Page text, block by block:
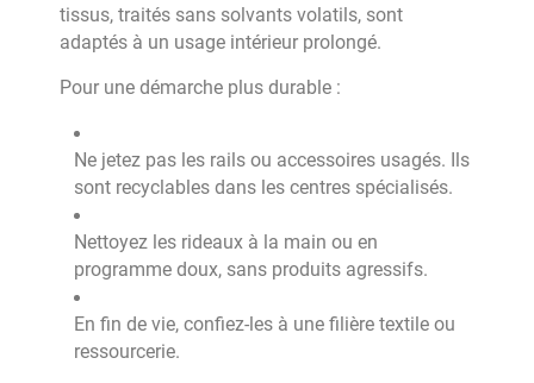
tissus, traités sans solvants volatils, sont
adaptés à un usage intérieur prolongé.
Pour une démarche plus durable :
Ne jetez pas les rails ou accessoires usagés. Ils
sont recyclables dans les centres spécialisés.
Nettoyez les rideaux à la main ou en
programme doux, sans produits agressifs.
En fin de vie, confiez-les à une filière textile ou
ressourcerie.